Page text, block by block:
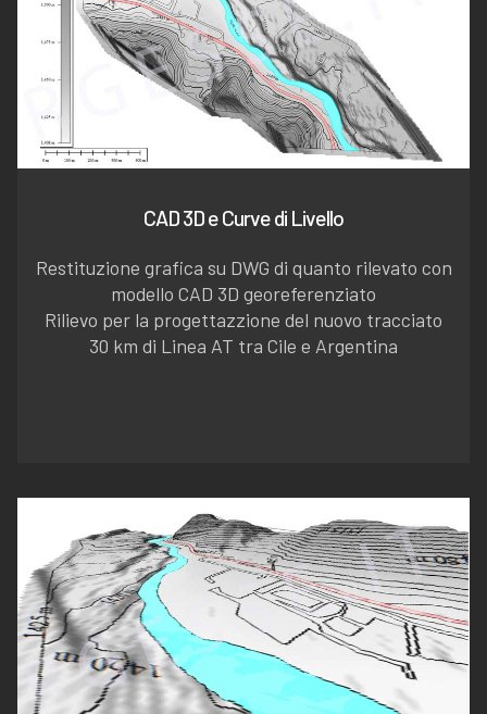
CAD 3D e Curve di Livello
Restituzione grafica su DWG di quanto rilevato con
modello CAD 3D georeferenziato
Rilievo per la progettazzione del nuovo tracciato
30 km di Linea AT tra Cile e Argentina